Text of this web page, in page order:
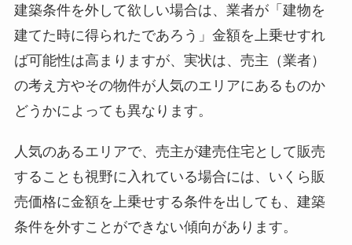
建築条件を外して欲しい場合は、業者が「建物を
建てた時に得られたであろう」金額を上乗せすれ
ば可能性は高まりますが、実状は、売主（業者）
の考え方やその物件が人気のエリアにあるものか
どうかによっても異なります。
人気のあるエリアで、売主が建売住宅として販売
することも視野に入れている場合には、いくら販
売価格に金額を上乗せする条件を出しても、建築
条件を外すことができない傾向があります。